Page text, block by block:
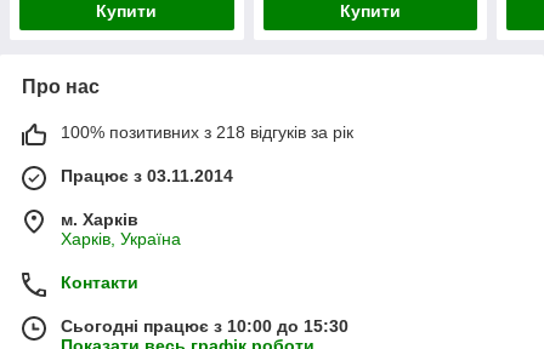
Купити Купити
Про нас
100% позитивних з 218 відгуків за рік
Працює з 03.11.2014
м. Харків
Харків, Україна
Контакти
Сьогодні працює з 10:00 до 15:30